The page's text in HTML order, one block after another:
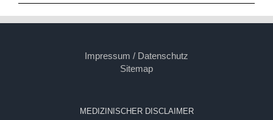
Impressum / Datenschutz
Sitemap
MEDIZINISCHER DISCLAIMER